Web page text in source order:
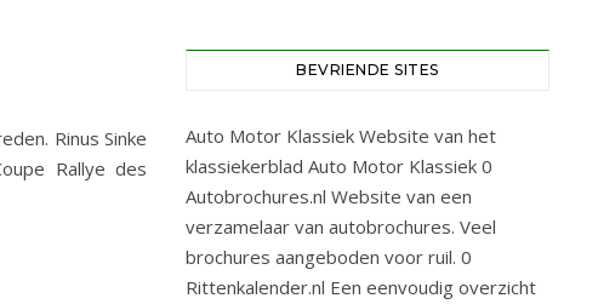
Rinus Sinke
Rallye des
BEVRIENDE SITES
Auto Motor Klassiek Website van het
klassiekerblad Auto Motor Klassiek 0
Autobrochures.nl Website van een
verzamelaar van autobrochures. Veel
brochures aangeboden voor ruil. 0
Rittenkalender.nl Een eenvoudig overzicht